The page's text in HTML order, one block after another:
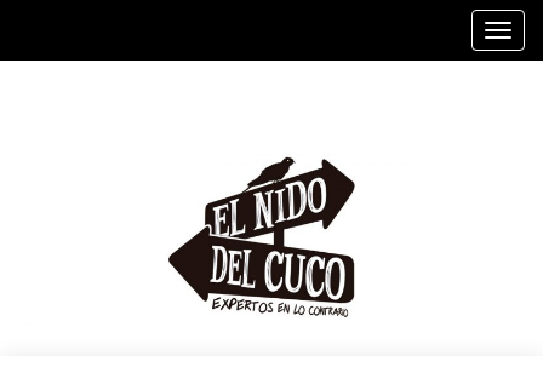
Nido
Del
Cuco